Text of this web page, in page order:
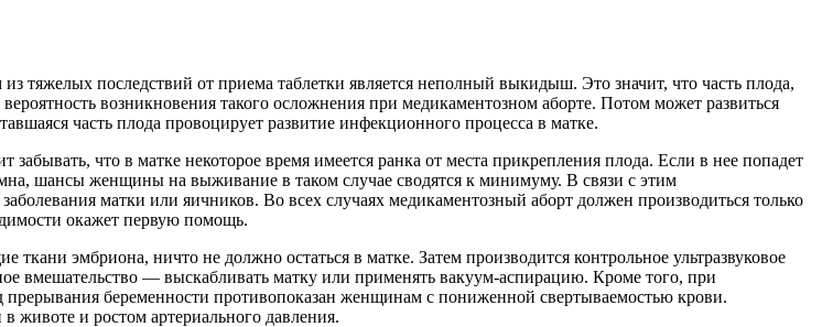
тяжелых последствий от приема таблетки является неполный выкидыш. Это значит, что часть плода,
возникновения такого осложнения при медикаментозном аборте. Потом может развиться
часть плода провоцирует развитие инфекционного процесса в матке.
что в матке некоторое время имеется ранка от места прикрепления плода. Если в нее попадет
шансы женщины на выживание в таком случае сводятся к минимуму. В связи с этим
матки или яичников. Во всех случаях медикаментозный аборт должен производиться только
окажет первую помощь.
эмбриона, ничто не должно остаться в матке. Затем производится контрольное ультразвуковое
вмешательство — выскабливать матку или применять вакуум-аспирацию. Кроме того, при
прерывания беременности противопоказан женщинам с пониженной свертываемостью крови.
и ростом артериального давления.